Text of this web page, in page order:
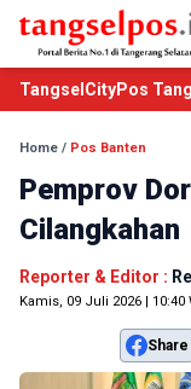
TangselCityPos
Home / Pos Banten
Pemprov
Cilangkahan
Reporter & Editor :
Kamis, 09 Juli 2026 | 10:40
Share